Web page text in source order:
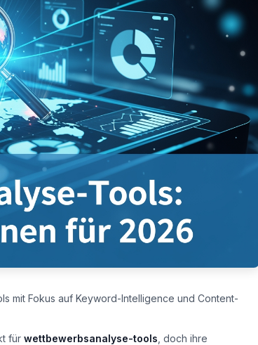
mit Fokus auf Keyword-Intelligence und Content-
für wettbewerbsanalyse-tools , doch ihre